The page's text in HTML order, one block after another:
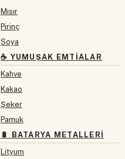
Mısır
Pirinç
Soya
☕ YUMUŞAK EMTIALAR
Kahve
Kakao
Şeker
Pamuk
🔋 BATARYA METALLERI
Lityum